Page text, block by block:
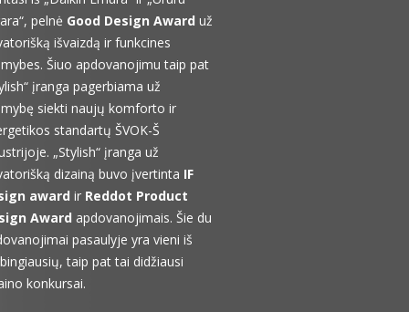
pelnė Good Design Award už
išvaizdą ir funkcines
Šiuo apdovanojimu taip pat
įranga pagerbiama už
siekti naujų komforto ir
standartų ŠVOK-Š
„Stylish“ įranga už
dizainą buvo įvertinta IF
award ir Reddot Product
Award apdovanojimais. Šie du
pasaulyje yra vieni iš
taip pat tai didžiausi
konkursai.